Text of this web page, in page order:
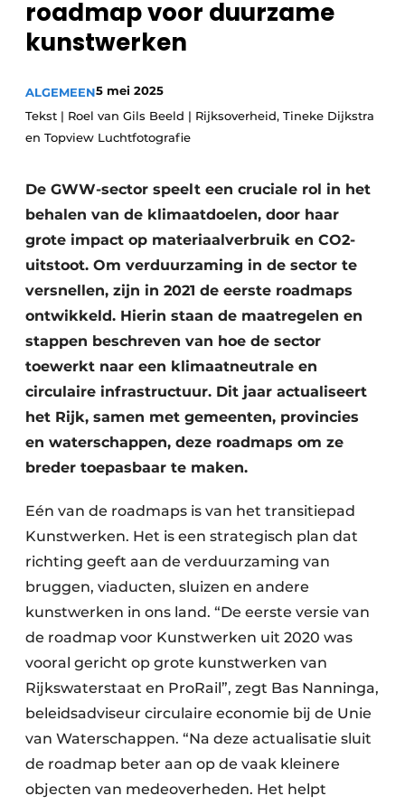
Privacy / Cookie statement
Vacature aanmelden
roadmap voor duurzame
kunstwerken
ALGEMEEN5 mei 2025
Tekst | Roel van Gils Beeld | Rijksoverheid, Tineke Dijkstra
en Topview Luchtfotografie
De GWW-sector speelt een cruciale rol in het
behalen van de klimaatdoelen, door haar
grote impact op materiaalverbruik en CO2-
uitstoot. Om verduurzaming in de sector te
versnellen, zijn in 2021 de eerste roadmaps
ontwikkeld. Hierin staan de maatregelen en
stappen beschreven van hoe de sector
toewerkt naar een klimaatneutrale en
circulaire infrastructuur. Dit jaar actualiseert
het Rijk, samen met gemeenten, provincies
en waterschappen, deze roadmaps om ze
breder toepasbaar te maken.
Eén van de roadmaps is van het transitiepad
Kunstwerken. Het is een strategisch plan dat
richting geeft aan de verduurzaming van
bruggen, viaducten, sluizen en andere
kunstwerken in ons land. “De eerste versie van
de roadmap voor Kunstwerken uit 2020 was
vooral gericht op grote kunstwerken van
Rijkswaterstaat en ProRail”, zegt Bas Nanninga,
beleidsadviseur circulaire economie bij de Unie
van Waterschappen. “Na deze actualisatie sluit
de roadmap beter aan op de vaak kleinere
objecten van medeoverheden. Het helpt